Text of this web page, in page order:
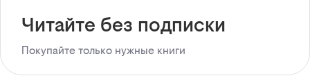
Читайте без подписки
Покупайте только нужные книги